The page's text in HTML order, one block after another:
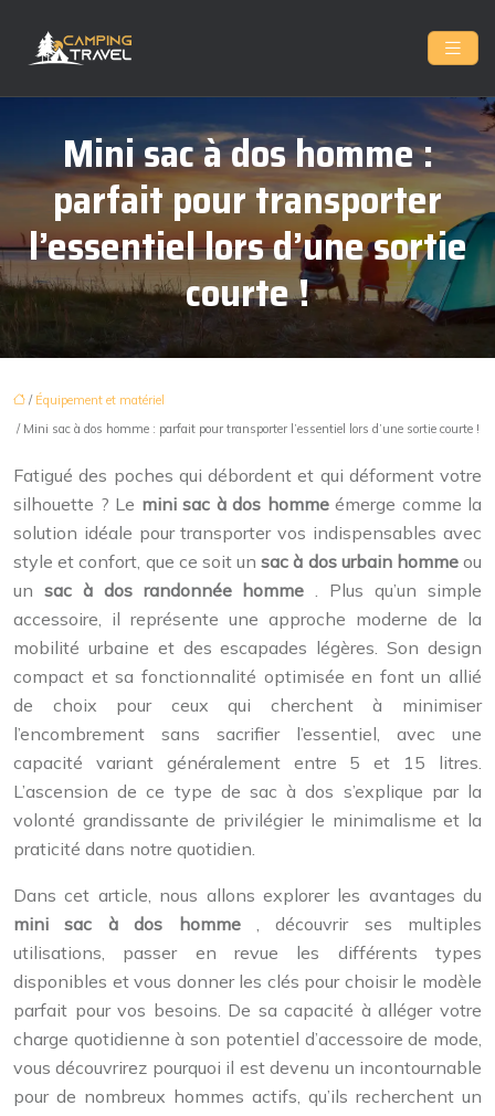
Mini sac à dos homme :
parfait pour transporter
l’essentiel lors d’une sortie
courte !
/ Équipement et matériel
/ Mini sac à dos homme : parfait pour transporter l’essentiel lors d’une sortie courte !
Fatigué des poches qui débordent et qui déforment votre
silhouette ? Le mini sac à dos homme émerge comme la
solution idéale pour transporter vos indispensables avec
style et confort, que ce soit unsac à dos urbain hommeou
un sac à dos randonnée homme
. Plus qu’un simple
accessoire, il représente une approche moderne de la
mobilité urbaine et des escapades légères. Son design
compact et sa fonctionnalité optimisée en font un allié
de choix pour ceux qui cherchent à minimiser
l’encombrement sans sacrifier l’essentiel, avec une
capacité variant généralement entre 5 et 15 litres.
L’ascension de ce type de sac à dos s’explique par la
volonté grandissante de privilégier le minimalisme et la
praticité dans notre quotidien.
Dans cet article, nous allons explorer les avantages du
mini sac à dos homme
, découvrir ses multiples
utilisations, passer en revue les différents types
disponibles et vous donner les clés pour choisir le modèle
parfait pour vos besoins. De sa capacité à alléger votre
charge quotidienne à son potentiel d’accessoire de mode,
vous découvrirez pourquoi il est devenu un incontournable
pour de nombreux hommes actifs, qu’ils recherchent un